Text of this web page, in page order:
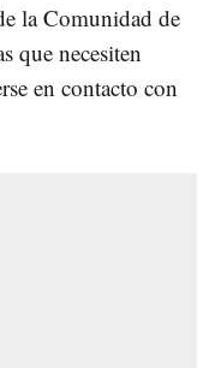
la Comunidad de
que necesiten
en contacto con